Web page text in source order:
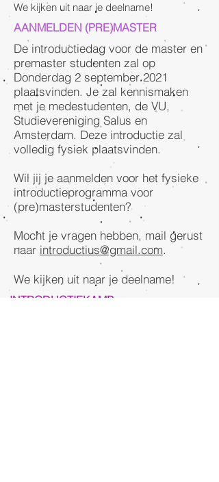
We kijken uit naar je deelname!
AANMELDEN (PRE)MASTER
De introductiedag voor de master en
premaster studenten zal op
Donderdag 2 september 2021
plaatsvinden. Je zal kennismaken
met je medestudenten, de VU,
Studievereniging Salus en
Amsterdam. Deze introductie zal
volledig fysiek plaatsvinden.
Wil jij je aanmelden voor het fysieke
introductieprogramma voor
(pre)masterstudenten?
Mocht je vragen hebben, mail gerust
naar introductius@gmail.com.
We kijken uit naar je deelname!
INTRODUCTIEKAMP